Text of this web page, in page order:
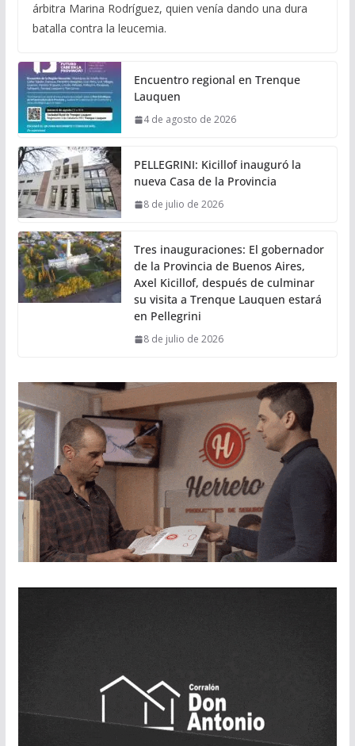
árbitra Marina Rodríguez, quien venía dando una dura
batalla contra la leucemia.
Encuentro regional en Trenque
Lauquen
4 de agosto de 2026
PELLEGRINI: Kicillof inauguró la
nueva Casa de la Provincia
8 de julio de 2026
Tres inauguraciones: El gobernador
de la Provincia de Buenos Aires,
Axel Kicillof, después de culminar
su visita a Trenque Lauquen estará
en Pellegrini
8 de julio de 2026